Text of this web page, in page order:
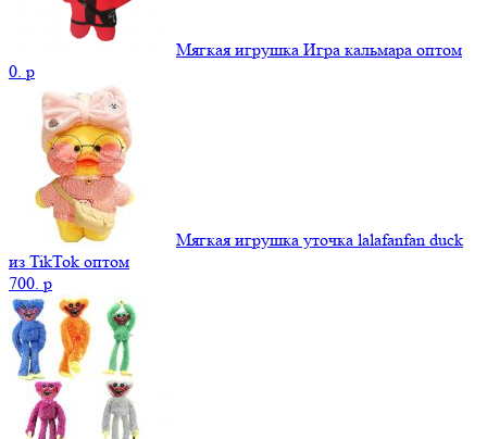
Мягкая игрушка Игра кальмара оптом
0. p
Мягкая игрушка уточка lalafanfan duck
из TikTok оптом
700. p